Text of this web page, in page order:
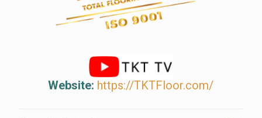
Website: https://TKTFloor.com/